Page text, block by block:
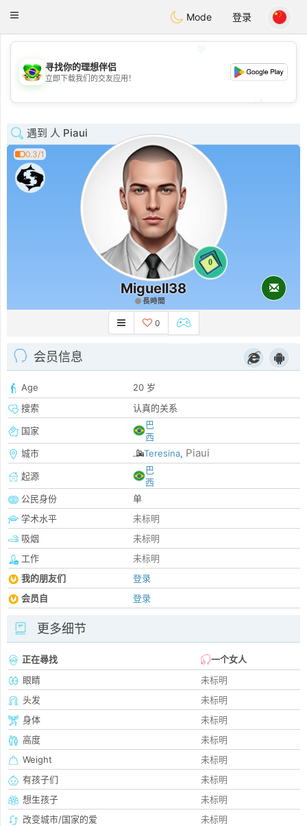
Conversar
Toggle
Mode 登录
💖
💕
寻找你的理想伴侣
立即下载我们的交友应用！
遇到 人 Piaui
0.3/1
0
Miguell38
長時間
0
会员信息
Age
20 岁
搜索
认真的关系
国家
巴
西
城市
Teresina, Piaui
起源
巴
西
公民身份
单
学术水平
未标明
吸烟
未标明
工作
未标明
我的朋友们
登录
会员自
登录
更多细节
正在尋找
一个女人
眼睛
未标明
头发
未标明
身体
未标明
高度
未标明
Weight
未标明
有孩子们
未标明
想生孩子
未标明
改变城市/国家的爱
未标明